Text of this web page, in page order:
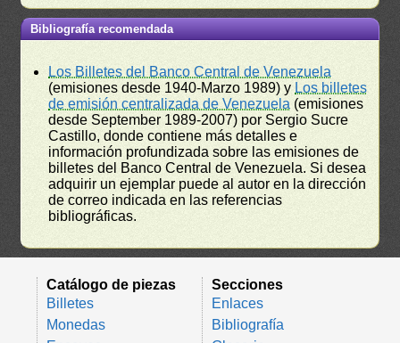
Bibliografía recomendada
Los Billetes del Banco Central de Venezuela
(emisiones desde 1940-Marzo 1989) y Los billetes
de emisión centralizada de Venezuela (emisiones
desde September 1989-2007) por Sergio Sucre
Castillo, donde contiene más detalles e
información profundizada sobre las emisiones de
billetes del Banco Central de Venezuela. Si desea
adquirir un ejemplar puede al autor en la dirección
de correo indicada en las referencias
bibliográficas.
Catálogo de piezas
Billetes
Monedas
Secciones
Enlaces
Bibliografía